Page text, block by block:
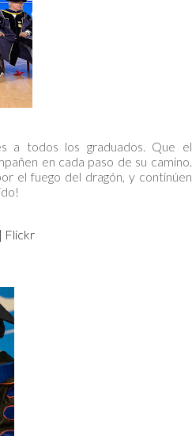
a todos los graduados. Que el
en cada paso de su camino.
el fuego del dragón, y continúen
Flickr